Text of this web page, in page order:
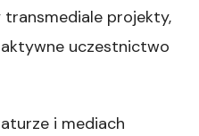
transmediale projekty,
uczestnictwo
i mediach